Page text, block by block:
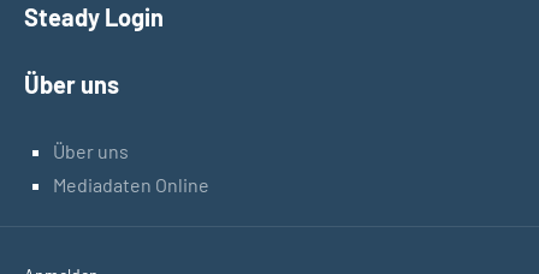
Steady Login
Über uns
Über uns
Mediadaten Online